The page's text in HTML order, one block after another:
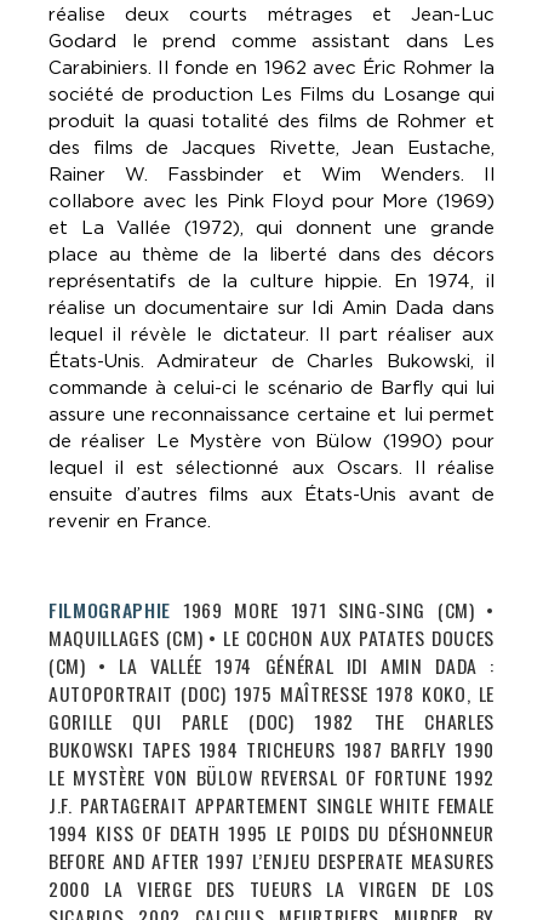
réalise deux courts métrages et Jean-Luc
Godard le prend comme assistant dans Les
Carabiniers. Il fonde en 1962 avec Éric Rohmer la
société de production Les Films du Losange qui
produit la quasi totalité des films de Rohmer et
des films de Jacques Rivette, Jean Eustache,
Rainer W. Fassbinder et Wim Wenders. Il
collabore avec les Pink Floyd pour More (1969)
et La Vallée (1972), qui donnent une grande
place au thème de la liberté dans des décors
représentatifs de la culture hippie. En 1974, il
réalise un documentaire sur Idi Amin Dada dans
lequel il révèle le dictateur. Il part réaliser aux
États-Unis. Admirateur de Charles Bukowski, il
commande à celui-ci le scénario de Barfly qui lui
assure une reconnaissance certaine et lui permet
de réaliser Le Mystère von Bülow (1990) pour
lequel il est sélectionné aux Oscars. Il réalise
ensuite d’autres films aux États-Unis avant de
revenir en France.
FILMOGRAPHIE 1969 MORE 1971 SING-SING (CM) •
MAQUILLAGES (CM) • LE COCHON AUX PATATES DOUCES
(CM) • LA VALLÉE 1974 GÉNÉRAL IDI AMIN DADA :
AUTOPORTRAIT (DOC) 1975 MAÎTRESSE 1978 KOKO, LE
GORILLE QUI PARLE (DOC) 1982 THE CHARLES
BUKOWSKI TAPES 1984 TRICHEURS 1987 BARFLY 1990
LE MYSTÈRE VON BÜLOW REVERSAL OF FORTUNE 1992
J.F. PARTAGERAIT APPARTEMENT SINGLE WHITE FEMALE
1994 KISS OF DEATH 1995 LE POIDS DU DÉSHONNEUR
BEFORE AND AFTER 1997 L’ENJEU DESPERATE MEASURES
2000 LA VIERGE DES TUEURS LA VIRGEN DE LOS